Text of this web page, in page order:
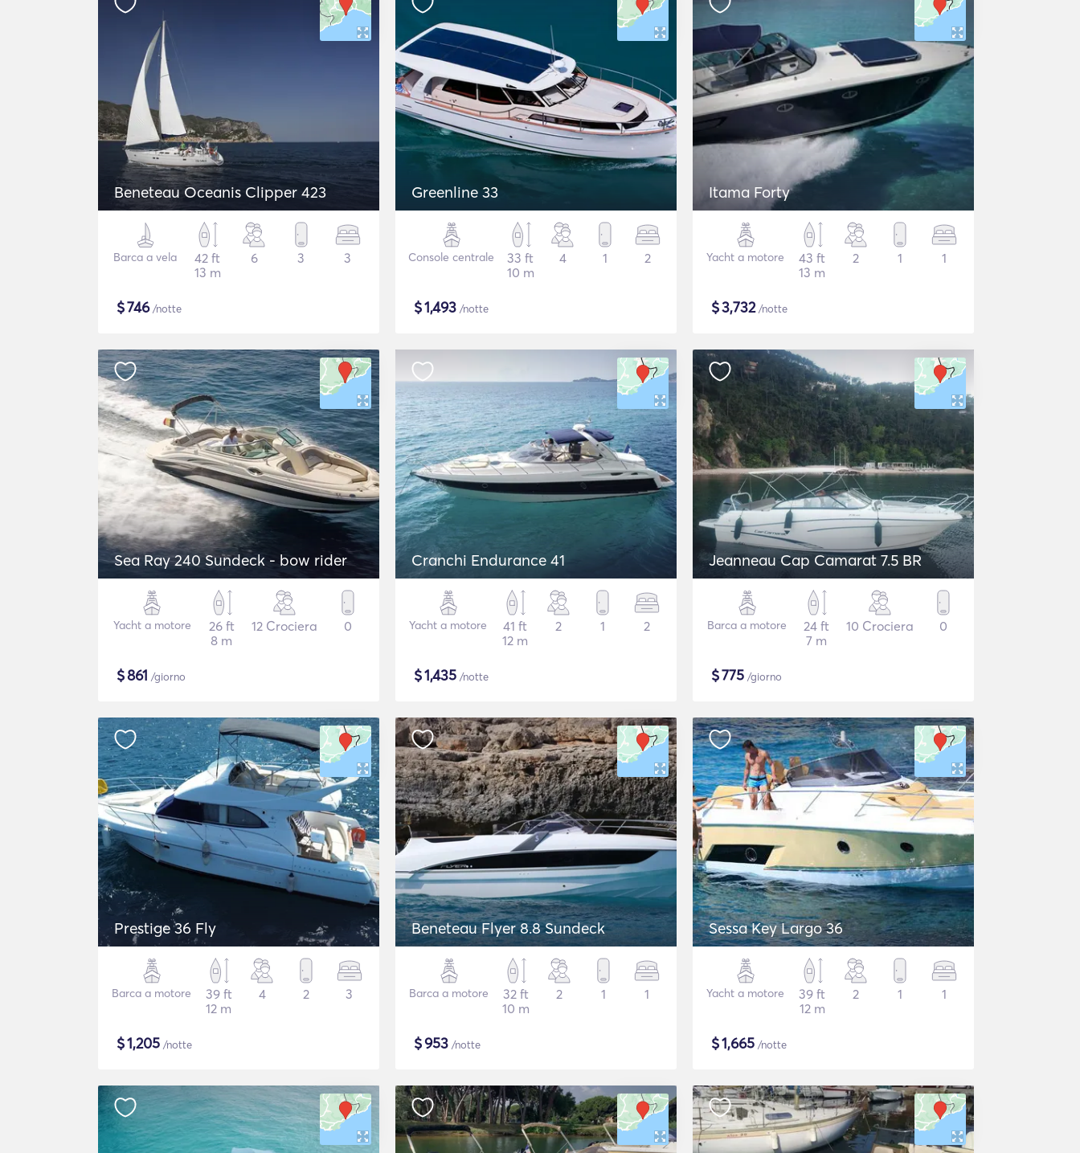
Beneteau Oceanis Clipper 423
Barca a vela
42 ft
13 m
6 3 3
$746/notte
Greenline 33
Console centrale
33 ft
10 m
4 1 2
$1,493 /notte
Itama Forty
Yacht a motore
43 ft
13 m
2 1 1
$3,732/notte
Sea Ray 240 Sundeck - bow rider
Yacht a motore
26 ft
8 m
12 Crociera 0
$861 /giorno
Cranchi Endurance 41
Yacht a motore
41 ft
12 m
2 1 2
$1,435 /notte
Jeanneau Cap Camarat 7.5 BR
Barca a motore
24 ft
7 m
10 Crociera 0
$775 /giorno
Prestige 36 Fly
Barca a motore
39 ft
12 m
4 2 3
$1,205 /notte
Beneteau Flyer 8.8 Sundeck
Barca a motore
32 ft
10 m
2 1 1
$953 /notte
Sessa Key Largo 36
Yacht a motore
39 ft
12 m
2 1 1
$1,665 /notte